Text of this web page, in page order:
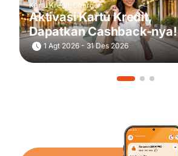
Kartu Kredit, Charge
Aktivasi Kartu Kredit,
Dapatkan Cashback-nya!
1 Agt 2026 - 31 Des 2026